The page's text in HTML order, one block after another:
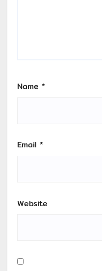
Name *
Email *
Website